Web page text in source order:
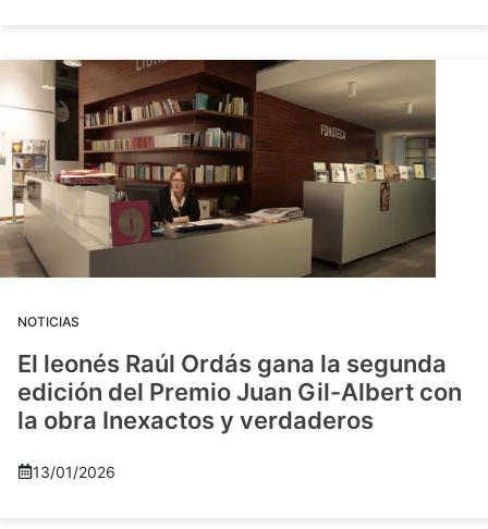
NOTICIAS
El leonés Raúl Ordás gana la segunda
edición del Premio Juan Gil-Albert con
la obra Inexactos y verdaderos
13/01/2026